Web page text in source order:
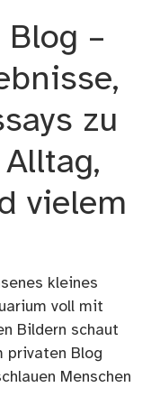
–
zu
vielem
kleines
voll mit
Bildern schaut
privaten Blog
Menschen